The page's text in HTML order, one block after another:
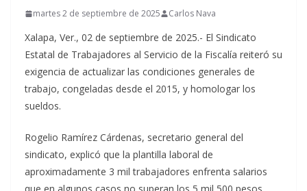
martes 2 de septiembre de 2025 Carlos Nava
Xalapa, Ver., 02 de septiembre de 2025.- El Sindicato
Estatal de Trabajadores al Servicio de la Fiscalía reiteró su
exigencia de actualizar las condiciones generales de
trabajo, congeladas desde el 2015, y homologar los
sueldos.
Rogelio Ramírez Cárdenas, secretario general del
sindicato, explicó que la plantilla laboral de
aproximadamente 3 mil trabajadores enfrenta salarios